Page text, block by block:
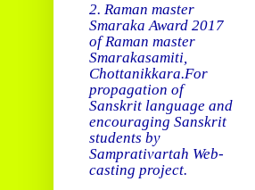
2. Raman master
Smaraka Award 2017
of Raman master
Smarakasamiti,
Chottanikkara.For
propagation of
Sanskrit language and
encouraging Sanskrit
students by
Samprativartah Web-
casting project.